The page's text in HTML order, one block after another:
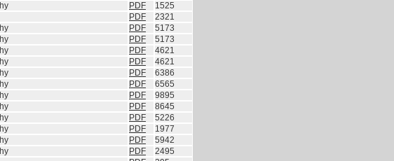
PDF
1525
PDF
2321
PDF
5173
PDF
5173
PDF
4621
PDF
4621
PDF
6386
PDF
6565
PDF
9895
PDF
8645
PDF
5226
PDF
1977
PDF
5942
PDF
2495